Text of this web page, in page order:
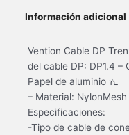
Información adicional
Vention Cable DP
del cable DP: DP1.4 –
Papel de aluminio
– Material: NylonMesh
Especificaciones:
-Tipo de cable de